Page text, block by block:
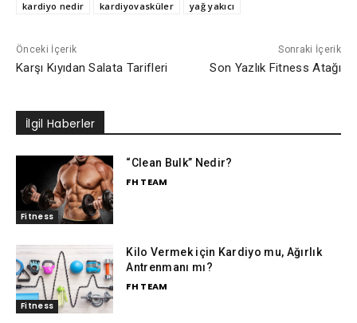
kardiyo nedir kardiyovasküler yağ yakıcı
Önceki İçerik
Karşı Kıyıdan Salata Tarifleri
Sonraki İçerik
Son Yazlık Fitness Atağı
İlgil Haberler
Fitness
“Clean Bulk” Nedir?
FH TEAM
Fitness
Kilo Vermek için Kardiyo mu, Ağırlık
Antrenmanı mı?
FH TEAM